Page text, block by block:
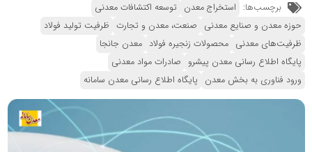
برچسب‌ها: استخراج معدن توسعه اکتشافات معدنی
حوزه معدن و صنایع معدنی صنعت، معدن و تجارت ظرفیت تولید فولاد
ظرفیت‌های معدنی محصولات زنجیره فولاد معدن جانجا
پایگاه اطلاع رسانی معدن پیشرو صادرات مواد معدنی
ورود فناوری به بخش معدن پایگاه اطلاع رسانی معدن سامانه